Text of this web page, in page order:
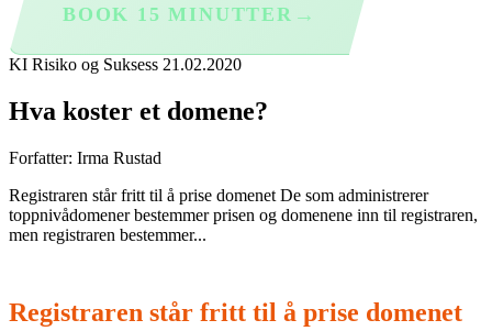
BOOK 15 MINUTTER →
KI Risiko og Suksess 21.02.2020
Hva koster et domene?
Forfatter: Irma Rustad
Registraren står fritt til å prise domenet De som administrerer
toppnivådomener bestemmer prisen og domenene inn til registraren,
men registraren bestemmer...
Registraren står fritt til å prise domenet